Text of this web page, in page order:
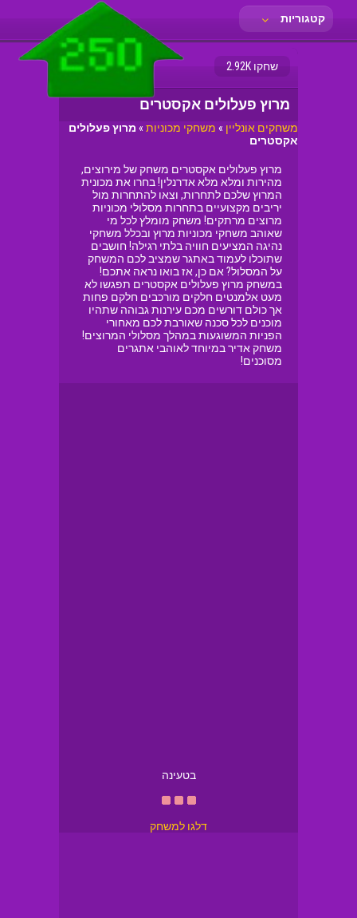
קטגוריות
שחקו 2.92K
מרוץ פעלולים אקסטרים
משחקים אונליין » משחקי מכוניות » מרוץ פעלולים
אקסטרים
מרוץ פעלולים אקסטרים משחק של מירוצים,
מהירות ומלא מלא אדרנלין! בחרו את מכונית
המרוץ שלכם לתחרות, וצאו להתחרות מול
יריבים מקצועיים בתחרות מסלולי מכוניות
מרוצים מרתקים! משחק מומלץ לכל מי
שאוהב משחקי מכוניות מרוץ ובכלל משחקי
נהיגה המציעים חוויה בלתי רגילה! חושבים
שתוכלו לעמוד באתגר שמציב לכם המשחק
על המסלול? אם כן, אז בואו נראה אתכם!
במשחק מרוץ פעלולים אקסטרים תפגשו לא
מעט אלמנטים חלקים מורכבים חלקם פחות
אך כולם דורשים מכם עירנות גבוהה שתהיו
מוכנים לכל סכנה שאורבת לכם מאחורי
הפניות המשוגעות במהלך מסלולי המרוצים!
משחק אדיר במיוחד לאוהבי אתגרים
מסוכנים!
בטעינה
דלגו למשחק